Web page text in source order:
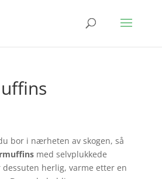
bor i nærheten av skogen, så
med selvplukkede
herlig, varme etter en